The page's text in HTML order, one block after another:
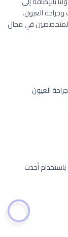
العيون.
في مجال
العيون
أحدث